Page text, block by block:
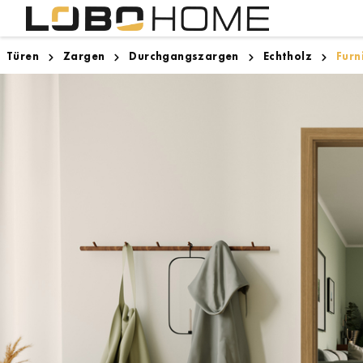
Innentüren Zargen
Designboden
Lighthouse Bremen
Türen Zargen Durchgangszargen Echtholz